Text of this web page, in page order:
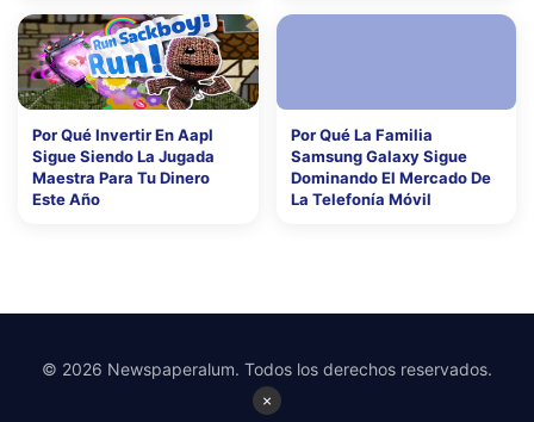
Por Qué Invertir En Aapl
Sigue Siendo La Jugada
Maestra Para Tu Dinero
Este Año
Por Qué La Familia
Samsung Galaxy Sigue
Dominando El Mercado De
La Telefonía Móvil
×
© 2026 Newspaperalum. Todos los derechos reservados.